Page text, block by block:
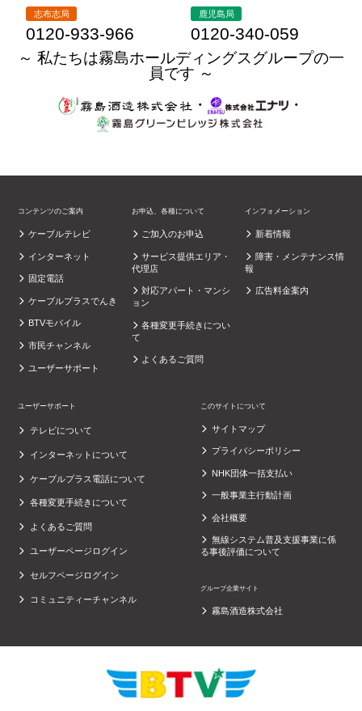
志布志局
0120-933-966
鹿児島局
0120-340-059
～ 私たちは霧島ホールディングスグループの一
員です ～
・
・
コンテンツのご案内
ケーブルテレビ
インターネット
固定電話
ケーブルプラスでんき
BTVモバイル
市民チャンネル
ユーザーサポート
お申込、各種について
ご加入のお申込
サービス提供エリア・
代理店
対応アパート・マンシ
ョン
各種変更手続きについ
て
よくあるご質問
インフォメーション
新着情報
障害・メンテナンス情
報
広告料金案内
ユーザーサポート
テレビについて
インターネットについて
ケーブルプラス電話について
各種変更手続きについて
よくあるご質問
ユーザーページログイン
セルフページログイン
コミュニティーチャンネル
このサイトについて
サイトマップ
プライバシーポリシー
NHK団体一括支払い
一般事業主行動計画
会社概要
無線システム普及支援事業に係
る事後評価について
グループ企業サイト
霧島酒造株式会社